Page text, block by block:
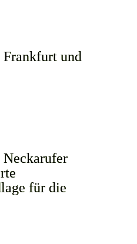
und
für die